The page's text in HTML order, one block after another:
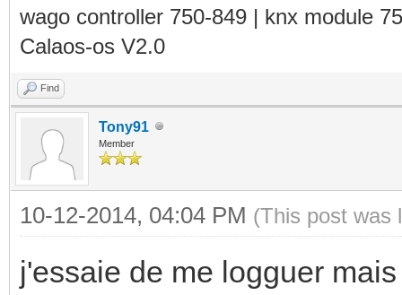
wago controller 750-849 | knx module
Calaos-os V2.0
Find
Tony91
Member
10-12-2014, 04:04 PM (This post was
j'essaie de me logguer